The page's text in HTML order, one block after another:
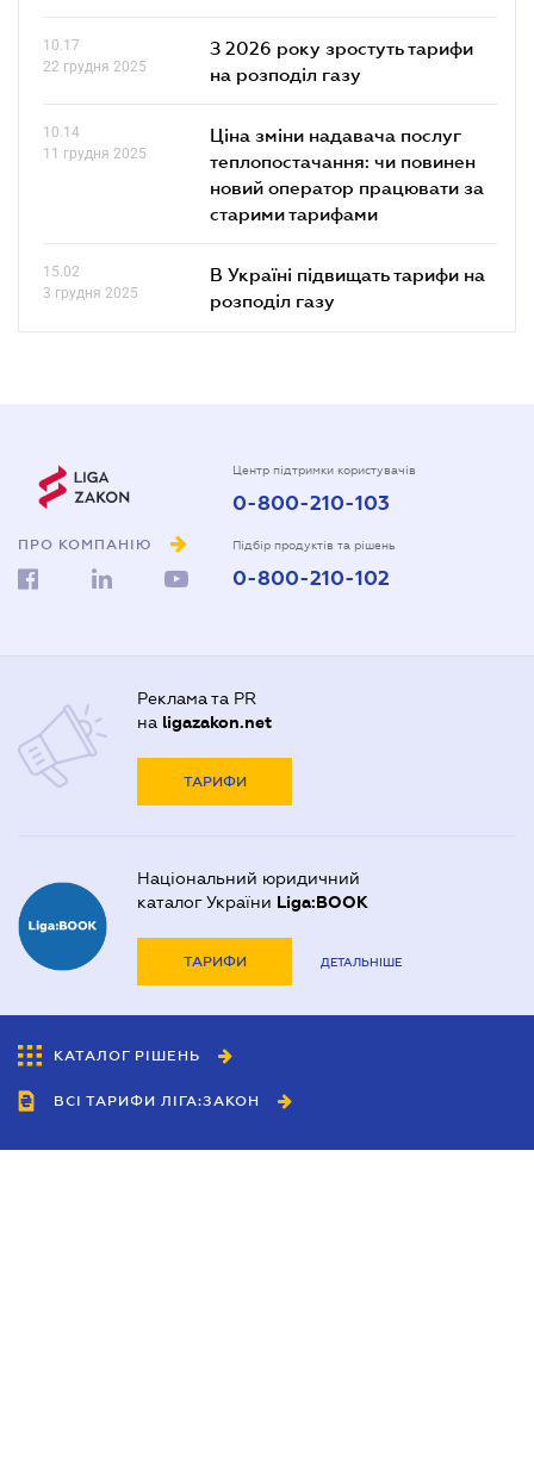
10.17
22 грудня 2025
З 2026 року зростуть тарифи
на розподіл газу
10.14
11 грудня 2025
Ціна зміни надавача послуг
теплопостачання: чи повинен
новий оператор працювати за
старими тарифами
15.02
3 грудня 2025
В Україні підвищать тарифи на
розподіл газу
ПРО КОМПАНІЮ
Центр підтримки користувачів
0-800-210-103
Підбір продуктів та рішень
0-800-210-102
Реклама та PR
на ligazakon.net
ТАРИФИ
Національний юридичний
каталог України Liga:BOOK
ТАРИФИ ДЕТАЛЬНІШЕ
КАТАЛОГ РІШЕНЬ
ВСІ ТАРИФИ ЛІГА:ЗАКОН